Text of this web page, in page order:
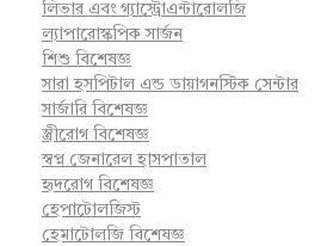
লিভার এবং গ্যাস্ট্রোএন্টারোলজি
ল্যাপারোস্কপিক সার্জন
শিশু বিশেষজ্ঞ
সারা হসপিটাল এন্ড ডায়াগনস্টিক সেন্টার
সার্জারি বিশেষজ্ঞ
স্ত্রীরোগ বিশেষজ্ঞ
স্বপ্ন জেনারেল হাসপাতাল
হৃদরোগ বিশেষজ্ঞ
হেপাটোলজিস্ট
হেমাটোলজি বিশেষজ্ঞ